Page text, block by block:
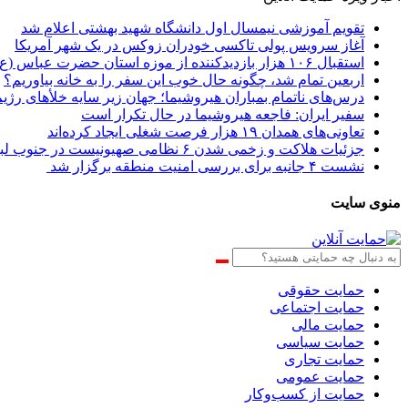
تقویم آموزشی نیمسال اول دانشگاه شهید بهشتی اعلام شد
آغاز سرویس پولی تاکسی خودران زوکس در یک شهر آمریکا
استقبال ۱۰۶ هزار بازدیدکننده از موزه استان حضرت عباس (ع)
اربعین تمام شد، چگونه حال خوب این سفر را به خانه بیاوریم؟
درس‌های ناتمام بمباران هیروشیما؛ جهان زیر سایه خلأ‌های
سفیر ایران: فاجعه هیروشیما در حال تکرار است
تعاونی‌های همدان ۱۹ هزار فرصت شغلی ایجاد کرده‌اند
جزئیات هلاکت و زخمی شدن ۶ نظامی صهیونیست در جنوب لبنان
نشست ۴ جانبه برای بررسی امنیت منطقه برگزار شد
منوی سایت
حمایت حقوقی
حمایت اجتماعی
حمایت مالی
حمایت سیاسی
حمایت تجاری
حمایت عمومی
حمایت از کسب‌وکار